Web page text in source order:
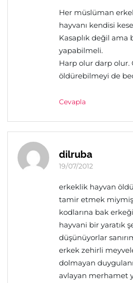
Her müslüman
hayvanı kendisi
Kasaplık değil ama
yapabilmeli.
Harp olur darp olur.
öldürebilmeyi de
Cevapla
dilruba
19/07/2012
erkeklik hayvan
tamir etmek
kodlarına bak
hayvani bir yaratık
düşünüyorlar
erkek zehirli
dolmayan
avlayan merhamet